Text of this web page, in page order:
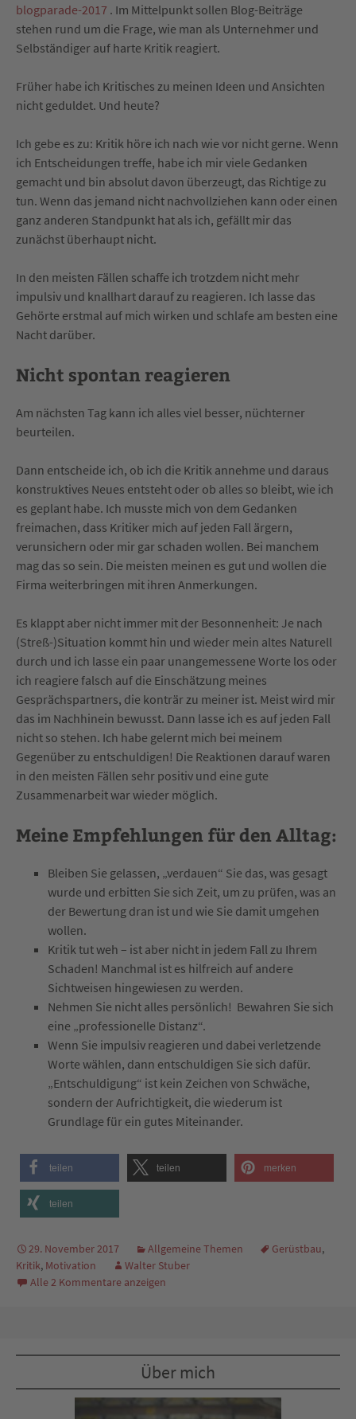
blogparade-2017 . Im Mittelpunkt sollen Blog-Beiträge
stehen rund um die Frage, wie man als Unternehmer und
Selbständiger auf harte Kritik reagiert.
Früher habe ich Kritisches zu meinen Ideen und Ansichten
nicht geduldet. Und heute?
Ich gebe es zu: Kritik höre ich nach wie vor nicht gerne. Wenn
ich Entscheidungen treffe, habe ich mir viele Gedanken
gemacht und bin absolut davon überzeugt, das Richtige zu
tun. Wenn das jemand nicht nachvollziehen kann oder einen
ganz anderen Standpunkt hat als ich, gefällt mir das
zunächst überhaupt nicht.
In den meisten Fällen schaffe ich trotzdem nicht mehr
impulsiv und knallhart darauf zu reagieren. Ich lasse das
Gehörte erstmal auf mich wirken und schlafe am besten eine
Nacht darüber.
Nicht spontan reagieren
Am nächsten Tag kann ich alles viel besser, nüchterner
beurteilen.
Dann entscheide ich, ob ich die Kritik annehme und daraus
konstruktives Neues entsteht oder ob alles so bleibt, wie ich
es geplant habe. Ich musste mich von dem Gedanken
freimachen, dass Kritiker mich auf jeden Fall ärgern,
verunsichern oder mir gar schaden wollen. Bei manchem
mag das so sein. Die meisten meinen es gut und wollen die
Firma weiterbringen mit ihren Anmerkungen.
Es klappt aber nicht immer mit der Besonnenheit: Je nach
(Streß-)Situation kommt hin und wieder mein altes Naturell
durch und ich lasse ein paar unangemessene Worte los oder
ich reagiere falsch auf die Einschätzung meines
Gesprächspartners, die konträr zu meiner ist. Meist wird mir
das im Nachhinein bewusst. Dann lasse ich es auf jeden Fall
nicht so stehen. Ich habe gelernt mich bei meinem
Gegenüber zu entschuldigen! Die Reaktionen darauf waren
in den meisten Fällen sehr positiv und eine gute
Zusammenarbeit war wieder möglich.
Meine Empfehlungen für den Alltag:
Bleiben Sie gelassen, „verdauen“ Sie das, was gesagt
wurde und erbitten Sie sich Zeit, um zu prüfen, was an
der Bewertung dran ist und wie Sie damit umgehen
wollen.
Kritik tut weh – ist aber nicht in jedem Fall zu Ihrem
Schaden! Manchmal ist es hilfreich auf andere
Sichtweisen hingewiesen zu werden.
Nehmen Sie nicht alles persönlich! Bewahren Sie sich
eine „professionelle Distanz“.
Wenn Sie impulsiv reagieren und dabei verletzende
Worte wählen, dann entschuldigen Sie sich dafür.
„Entschuldigung“ ist kein Zeichen von Schwäche,
sondern der Aufrichtigkeit, die wiederum ist
Grundlage für ein gutes Miteinander.
teilen teilen merken
teilen
29. November 2017 Allgemeine Themen Gerüstbau,
Kritik, Motivation
Walter Stuber
Alle 2 Kommentare anzeigen
Über mich